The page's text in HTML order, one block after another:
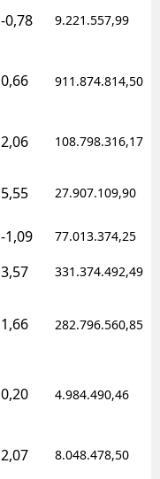
-0,78 9.221.557,99
0,66 911.874.814,50
2,06 108.798.316,17
5,55 27.907.109,90
-1,09 77.013.374,25
3,57 331.374.492,49
1,66 282.796.560,85
0,20 4.984.490,46
2,07 8.048.478,50